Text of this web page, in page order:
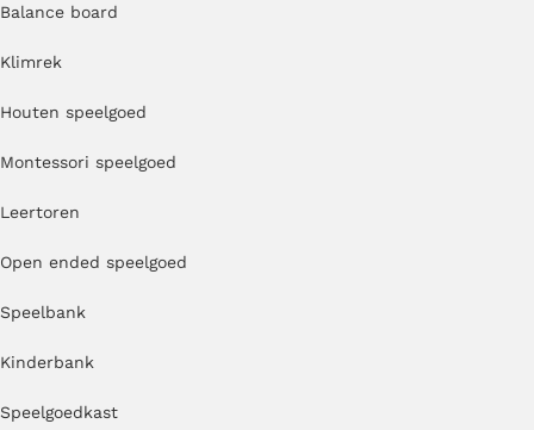
Balance board
Klimrek
Houten speelgoed
Montessori speelgoed
Leertoren
Open ended speelgoed
Speelbank
Kinderbank
Speelgoedkast